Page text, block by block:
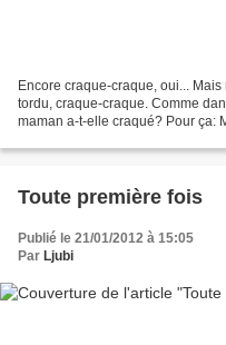
Encore craque-craque, oui...
tordu, craque-craque. Comme
maman a-t-elle craqué? Pour ça:
Toute première fois
Publié le 21/01/2012 à 15:05
Par Ljubi